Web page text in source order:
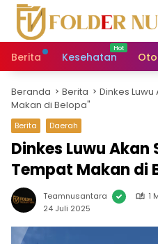
Berita Kesehatan
Beranda Berita
Dinkes
Makan di Belopa"
Berita Daerah
Dinkes Luwu Akan
Tempat Makan di
Teamnusantara
1
24 Juli 2025